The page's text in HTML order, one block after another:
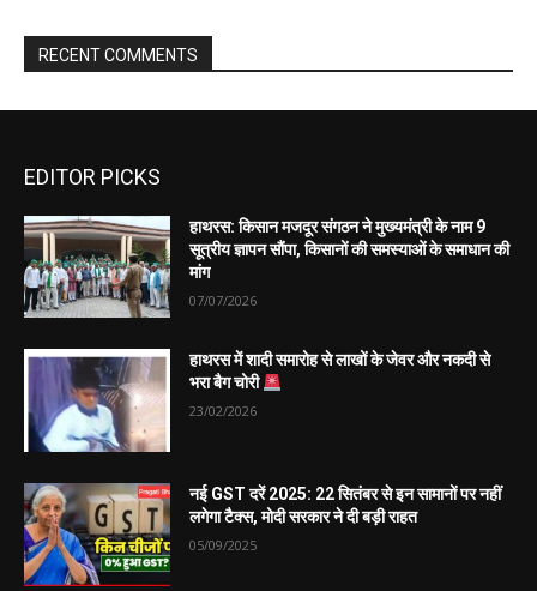
EDITOR PICKS
हाथरस: किसान मजदूर संगठन ने मुख्यमंत्री के नाम 9
सूत्रीय ज्ञापन सौंपा, किसानों की समस्याओं के समाधान की
मांग
07/07/2026
हाथरस में शादी समारोह से लाखों के जेवर और नकदी से
भरा बैग चोरी
23/02/2026
नई GST दरें 2025: 22 सितंबर से इन सामानों पर नहीं
लगेगा टैक्स, मोदी सरकार ने दी बड़ी राहत
05/09/2025